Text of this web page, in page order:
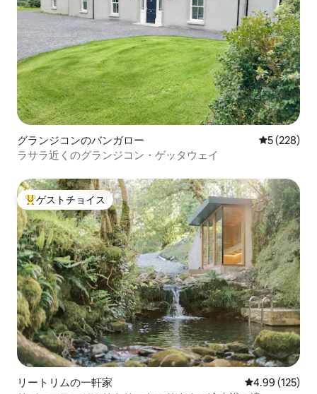
グランジコンのバンガロー レビュー
5 (228)
ラサラ近くのグランジコン・ゲッタウェイ
大好評のゲストチョイスです。
ゲストチョイス
リートリムの一軒家 レビュー125
4.99 (125)